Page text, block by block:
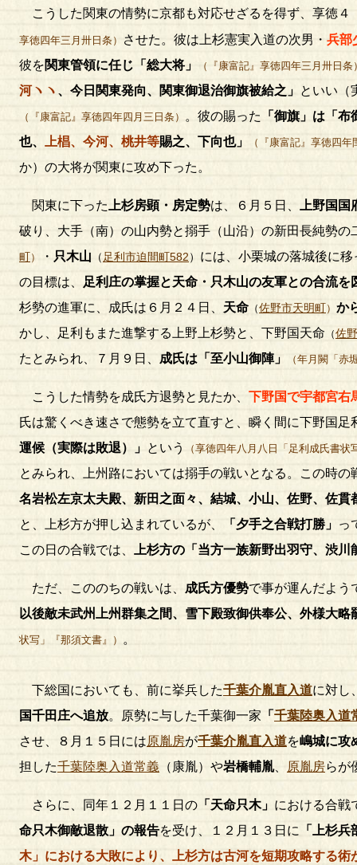
こうした関東の情勢に京都も対応せざるを得ず、享徳４
享徳四年三月卅日条） させた。彼は上杉憲実入道の次男・ 兵部
彼を関東管領に任じ「総大将」 （『康富記』享徳四年三月卅日条
河ヽヽ 、今日関東発向、関東御退治御旗被給之」 といい（
（『康富記』享徳四年四月三日条） 。彼の賜った
「御旗」は「布
也、
上椙、今河、桃井等賜之、下向也」 （『康富記』享徳四
か）の大将が関東に攻め下った。
関東に下った 上杉房顕・房定勢は、６月５日、
上野国国
破り、大手（南）の山内勢と搦手（山沿）の新田長純勢
町） ・ 只木山 （足利市迫間町582） には、小栗城の落城後に
の目標は、
足利庄の掌握と天命・只木山の友軍との合流
杉勢の進軍に、成氏は６月２４日、 天命（佐野市天明町） か
かし、足利もまた進撃する上野上杉勢と、下野国天命 （佐
たとみられ、７月９日、 成氏は「至小山御陣」 （年月闕「赤
こうした情勢を成氏方退勢と見たか、 下野国で宇都宮右
氏は驚くべき速さで態勢を立て直すと、瞬く間に下野国
運候（実際は敗退）」 という （享徳四年八月八日「足利成氏書状
とみられ、上州路においては搦手の戦いとなる。この時の
名岩松左京太夫殿、新田之面々、結城、小山、佐野、佐貫
と、上杉方が押し込まれているが、
「夕手之合戦打勝」 っ
この日の合戦では、
上杉方の「当方一族新野出羽守、渋
ただ、こののちの戦いは、 成氏方優勢で事が運んだよう
以後敵未武州上州群集之間、雪下殿致御供奉公、外様大
状写」『那須文書』） 。
下総国においても、前に挙兵した千葉介胤直入道に対し
国千田庄へ追放。原勢に与した千葉御一家 「 千葉陸奥入道
させ、８月１５日には原胤房が千葉介胤直入道を嶋城に攻
担した千葉陸奥入道常義 （康胤）や岩橋輔胤、 原胤房らが
さらに、同年１２月１１日の 「天命只木」 における合戦
命只木御敵退散」の報告を受け、１２月１３日に
「上杉
木」における大敗により、上杉方は古河を短期攻略する